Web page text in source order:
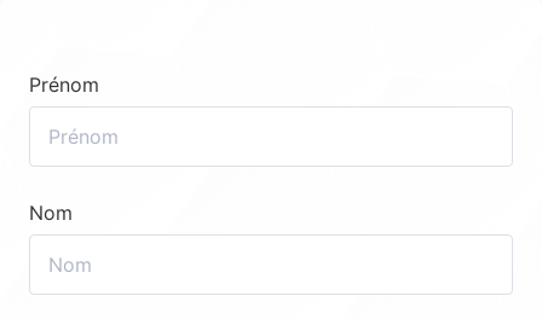
Prénom
Nom